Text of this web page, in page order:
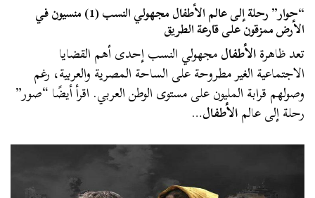
“حوار” رحلة إلى عالم الأطفال مجهولي النسب (1) منسيون في
الأرض ممزقون على قارعة الطريق
تعد ظاهرةالأطفالمجهولي النسب إحدى أهم القضايا
الاجتماعية الغير مطروحة على الساحة المصرية والعربية، رغم
وصولهم قرابة المليون على مستوى الوطن العربي. اقرأ أيضًا “صور”
رحلة إلى عالمالأطفال…